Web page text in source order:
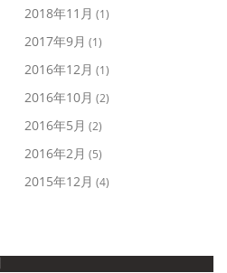
2018年11月 (1)
2017年9月 (1)
2016年12月 (1)
2016年10月 (2)
2016年5月 (2)
2016年2月 (5)
2015年12月 (4)